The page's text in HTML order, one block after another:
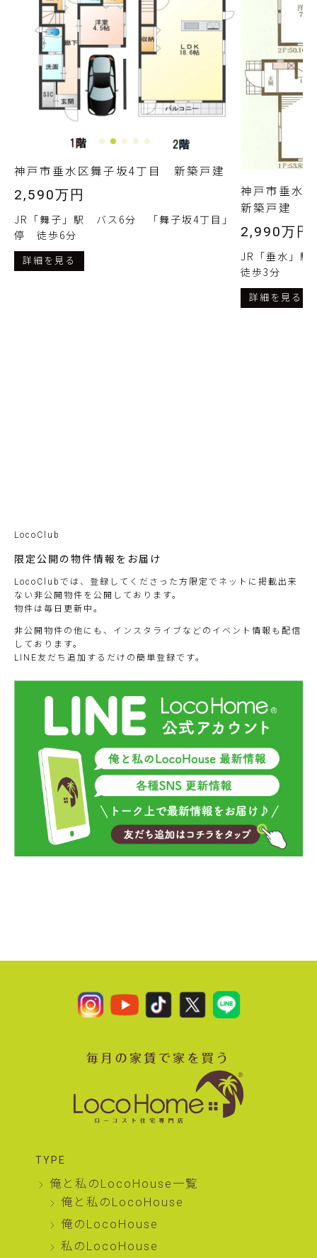
神戸市垂水区舞子坂4丁目 新築戸建
2,590万円
JR「舞子」駅 バス6分 「舞子坂4丁目」
停 徒歩6分
詳細を見る
神戸市垂水
新築戸建
2,990万円
JR「垂水」
徒歩3分
詳細を見る
LocoClub
限定公開の物件情報をお届け
LocoClubでは、登録してくださった方限定でネットに掲載出来
ない非公開物件を公開しております。
物件は毎日更新中。
非公開物件の他にも、インスタライブなどのイベント情報も配信
しております。
LINE友だち追加するだけの簡単登録です。
TYPE
俺と私のLocoHouse一覧
俺と私のLocoHouse
俺のLocoHouse
私のLocoHouse